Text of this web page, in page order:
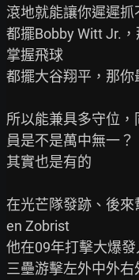
滾地就能讓你遲遲抓
都擺Bobby Witt Jr.
掌握飛球
都擺大谷翔平，那你
所以能兼具多守位
員是不是萬中無一？
其實也是有的
在光芒隊發跡、後
en Zobrist
他在09年打擊大爆
三壘游擊左外中外